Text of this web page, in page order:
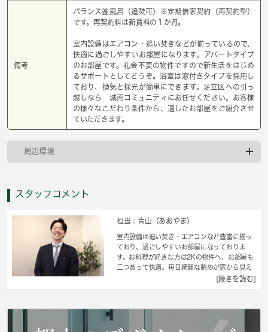
備考
バランス釜風呂（追焚可）※定期借家契約（再契約型）
です。再契約料は新賃料の１か月。
室内設備はエアコン・追い焚きなどが揃っているので、
快適に過ごしやすいお部屋になります。アパートタイプ
のお部屋です。礼金不要の物件ですので新生活をはじめ
るサポートとしてどうぞ。浴室は窓付きタイプを採用し
ており、換気と採光が簡単にできます。足立区への引っ
越しなら 城南コミュニティにお任せください。お客様
の様々なこだわり条件から、適したお部屋をご紹介させ
ていただきます。
周辺環境
スタッフコメント
担当：青山（あおやま）
室内設備は追い焚き・エアコンなど豊富に揃っ
ており、過ごしやすいお部屋になっておりま
す。お料理が好きな方は2Kの物件へ、お部屋も
二つあって快適。毎日綺麗な眺めが窓から見え
る部屋はとても魅力的です。魅力溢れる角部屋
気と採光が簡単にできます。当社では、日暮里
を取り扱っております。日暮里舎人ライナー谷
[続きを読む]